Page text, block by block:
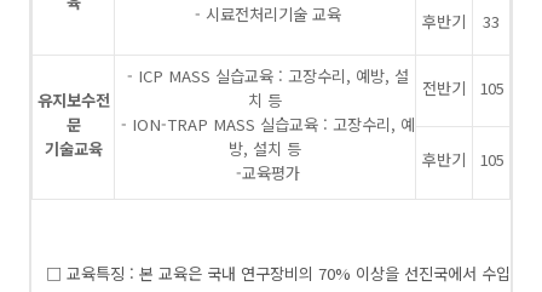
- 시료전처리기술 교육
후반기 33
유지보수전
문
기술교육
- ICP MASS 실습교육 : 고장수리, 예방, 설
치 등
- ION-TRAP MASS 실습교육 : 고장수리, 예
방, 설치 등
-교육평가
전반기 105
후반기 105
□ 교육특징 : 본 교육은 국내 연구장비의 70% 이상을 선진국에서 수입